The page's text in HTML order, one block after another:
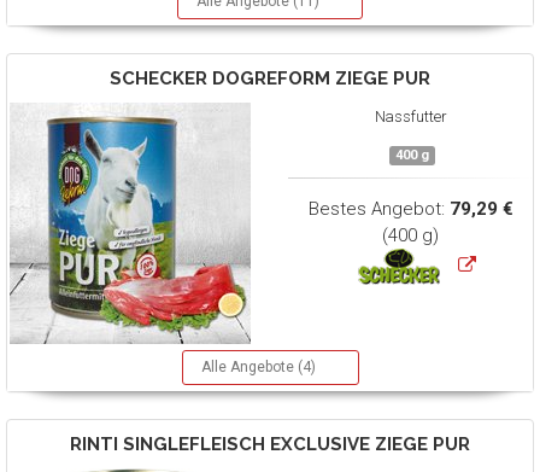
SCHECKER DOGREFORM ZIEGE PUR
Nassfutter
400 g
Bestes Angebot: 79,29 €
(400 g)
Alle Angebote (4)
RINTI SINGLEFLEISCH EXCLUSIVE ZIEGE PUR